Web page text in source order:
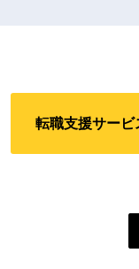
転職支援サービ